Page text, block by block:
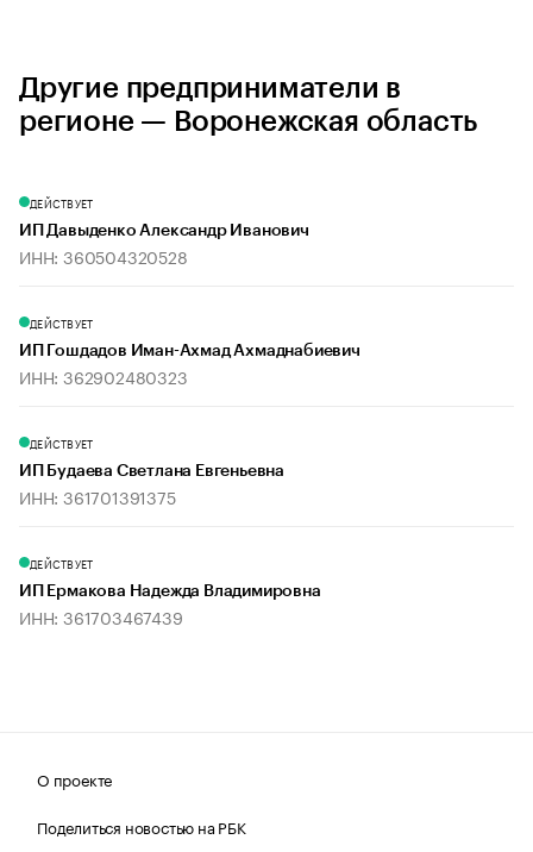
Другие предприниматели в
регионе — Воронежская область
ДЕЙСТВУЕТ
ИП Давыденко Александр Иванович
ИНН: 360504320528
ДЕЙСТВУЕТ
ИП Гошдадов Иман-Ахмад Ахмаднабиевич
ИНН: 362902480323
ДЕЙСТВУЕТ
ИП Будаева Светлана Евгеньевна
ИНН: 361701391375
ДЕЙСТВУЕТ
ИП Ермакова Надежда Владимировна
ИНН: 361703467439
О проекте
Поделиться новостью на РБК